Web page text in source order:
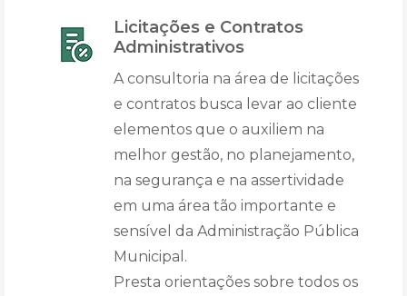
Licitações e Contratos
Administrativos
A consultoria na área de licitações
e contratos busca levar ao cliente
elementos que o auxiliem na
melhor gestão, no planejamento,
na segurança e na assertividade
em uma área tão importante e
sensível da Administração Pública
Municipal.
Presta orientações sobre todos os